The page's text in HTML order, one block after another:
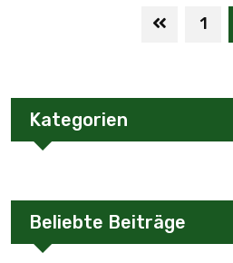
1
Kategorien
Beliebte Beiträge